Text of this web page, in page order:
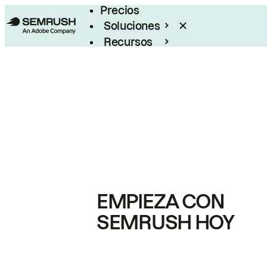
Precios
Soluciones
Recursos
EMPIEZA CON
SEMRUSH HOY